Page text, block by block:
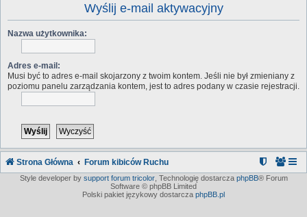
Wyślij e-mail aktywacyjny
Nazwa użytkownika:
Adres e-mail:
Musi być to adres e-mail skojarzony z twoim kontem. Jeśli nie był zmieniany z
poziomu panelu zarządzania kontem, jest to adres podany w czasie rejestracji.
Strona Główna Forum kibiców Ruchu
Style developer by support forum tricolor, Technologię dostarcza phpBB® Forum
Software © phpBB Limited
Polski pakiet językowy dostarcza phpBB.pl